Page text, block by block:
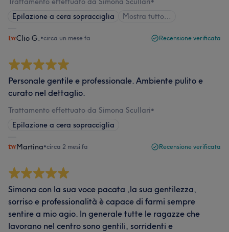
Epilazione a cera sopracciglia
Mostra tutto…
Clio G. •circa un mese fa Recensione verificata
Personale gentile e professionale. Ambiente pulito e
curato nel dettaglio.
Trattamento effettuato da Simona Scullari•
Epilazione a cera sopracciglia
Martina•circa 2 mesi fa Recensione verificata
Simona con la sua voce pacata ,la sua gentilezza,
sorriso e professionalità è capace di farmi sempre
sentire a mio agio. In generale tutte le ragazze che
lavorano nel centro sono gentili, sorridenti e